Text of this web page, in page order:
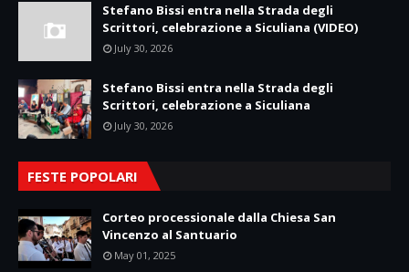
Stefano Bissi entra nella Strada degli
Scrittori, celebrazione a Siculiana (VIDEO)
July 30, 2026
Stefano Bissi entra nella Strada degli
Scrittori, celebrazione a Siculiana
July 30, 2026
FESTE POPOLARI
Corteo processionale dalla Chiesa San
Vincenzo al Santuario
May 01, 2025